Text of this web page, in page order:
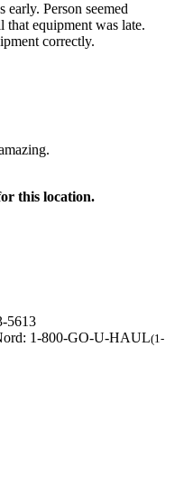
early. Person seemed
that equipment was late.
correctly.
this location.
5613
1-800-GO-U-HAUL(1-